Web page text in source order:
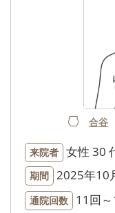
合谷
来院者 女性 30
期間 2025年10
通院回数 11回